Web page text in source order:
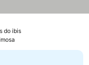
do ibisVer preços